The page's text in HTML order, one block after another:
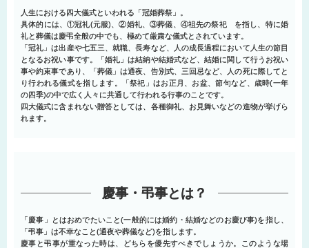
人生における四大儀式といわれる「冠婚葬祭」。
具体的には、①冠礼(元服)、②婚礼、③葬儀、④祖先の祭祀 を指し、特に婚
礼と葬儀は慶弔全般の中でも、極めて厳粛な儀式とされています。
「冠礼」は出産や七五三、就職、長寿など、人の成長過程において人生の節目
となるお祝い事です。「婚礼」は結納や結婚式など、結婚に関して行うお祝い
事や約束事であり、「葬儀」は通夜、告別式、三回忌など、人の死に際してと
り行われる儀式を指します。「祭祀」はお正月、お盆、節句など、歳時(一年
の四季)の中で広く人々に共通して行われる行事のことです。
四大儀式に含まれない贈答としては、各種御礼、お見舞いなどの進物が挙げら
れます。
慶事・弔事とは？
「慶事」とはおめでたいこと(一般的には婚約・結婚などのお慶び事)を指し、
「弔事」は不幸なこと(通夜や葬儀など)を指します。
慶事と弔事が重なった時は、どちらを優先すべきでしょうか。このような場